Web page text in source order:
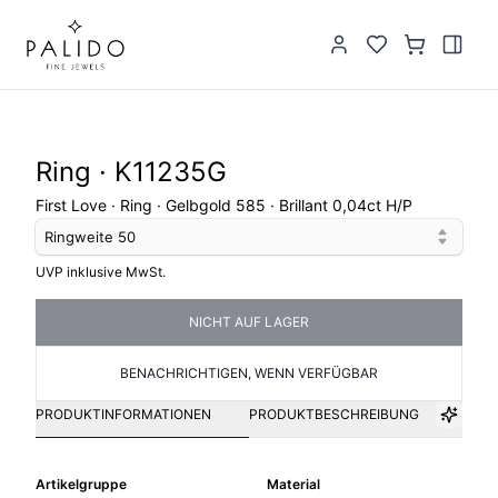
Ring · K11235G
First Love · Ring · Gelbgold 585 · Brillant 0,04ct H/P
Ringweite 50
UVP inklusive MwSt.
NICHT AUF LAGER
BENACHRICHTIGEN, WENN VERFÜGBAR
PRODUKTINFORMATIONEN PRODUKTBESCHREIBUNG
Artikelgruppe Material